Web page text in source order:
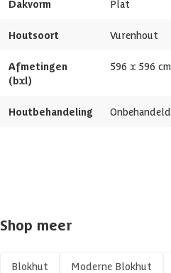
Afmetingen deur
Glassoort
Soort dak
Breedte binnenmaat
Aantal deuren
Aantal ramen
Dakvorm Plat
Houtsoort Vurenhout
Afmetingen
(bxl)
596 x 596 cm
Houtbehandeling Onbehandeld
Shop meer
Blokhut Moderne Blokhut